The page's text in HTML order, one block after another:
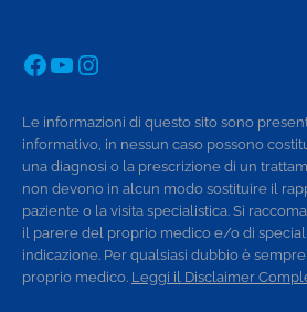
Facebook
YouTube
Instagram
Le informazioni di questo sito sono
informativo, in nessun caso possono
una diagnosi o la prescrizione di un
non devono in alcun modo sostituire il
paziente o la visita specialistica. Si
il parere del proprio medico e/o di
indicazione. Per qualsiasi dubbio è
proprio medico. Leggi il Disclaimer